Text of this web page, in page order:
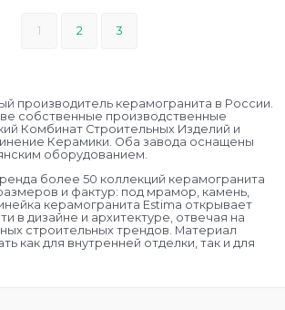
1 2 3
производитель керамогранита в России.
собственные производственные
Комбинат Строительных Изделий и
Керамики. Оба завода оснащены
оборудованием.
более 50 коллекций керамогранита
и фактур: под мрамор, камень,
керамогранита Estima открывает
в дизайне и архитектуре, отвечая на
строительных трендов. Материал
как для внутренней отделки, так и для